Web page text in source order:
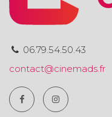
06.79.54.50.43
contact@cinemads.fr